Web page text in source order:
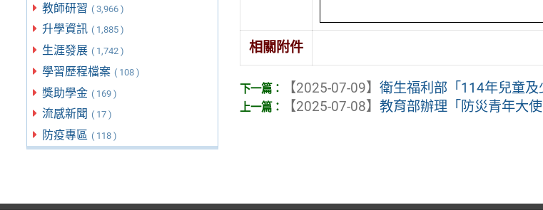
教師研習 ( 3,966 )
升學資訊 ( 1,885 )
生涯發展 ( 1,742 )
學習歷程檔案 ( 108 )
獎助學金 ( 169 )
流感新聞 ( 17 )
防疫專區 ( 118 )
相關附件
【2025-07-09】衛生福利部「114年兒童
【2025-07-08】教育部辦理「防災青年大